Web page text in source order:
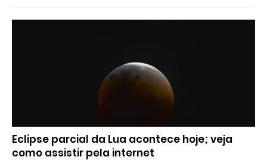
Eclipse parcial da Lua acontece hoje; veja
como assistir pela internet